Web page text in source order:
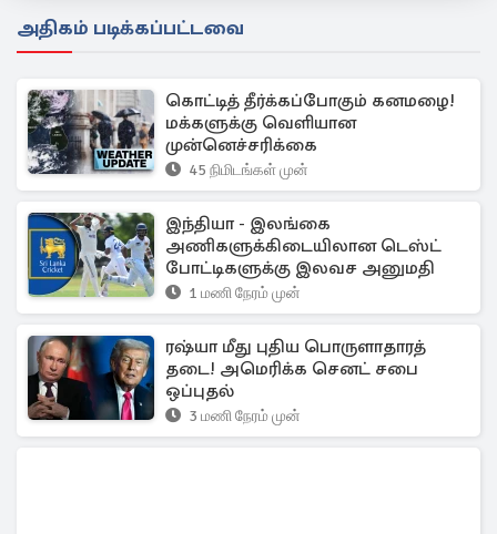
அதிகம் படிக்கப்பட்டவை
கொட்டித் தீர்க்கப்போகும் கனமழை!
மக்களுக்கு வெளியான
முன்னெச்சரிக்கை
45 நிமிடங்கள் முன்
இந்தியா - இலங்கை
அணிகளுக்கிடையிலான டெஸ்ட்
போட்டிகளுக்கு இலவச அனுமதி
1 மணி நேரம் முன்
ரஷ்யா மீது புதிய பொருளாதாரத்
தடை! அமெரிக்க செனட் சபை
ஒப்புதல்
3 மணி நேரம் முன்